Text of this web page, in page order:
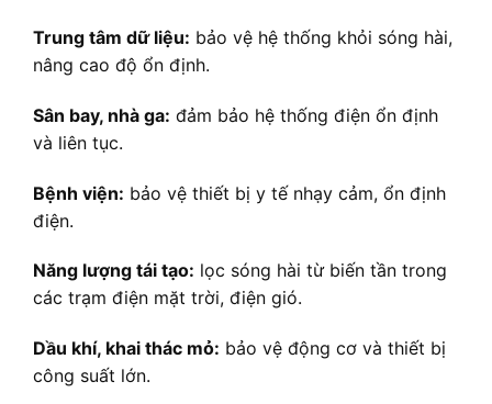
Trung tâm dữ liệu: bảo vệ hệ thống khỏi sóng hài,
nâng cao độ ổn định.
Sân bay, nhà ga: đảm bảo hệ thống điện ổn định
và liên tục.
Bệnh viện: bảo vệ thiết bị y tế nhạy cảm, ổn định
điện.
Năng lượng tái tạo: lọc sóng hài từ biến tần trong
các trạm điện mặt trời, điện gió.
Dầu khí, khai thác mỏ: bảo vệ động cơ và thiết bị
công suất lớn.